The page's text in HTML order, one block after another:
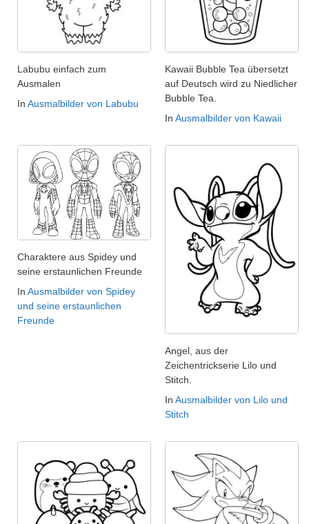
Labubu einfach zum
Ausmalen
In Ausmalbilder von Labubu
Kawaii Bubble Tea übersetzt
auf Deutsch wird zu Niedlicher
Bubble Tea.
In Ausmalbilder von Kawaii
Charaktere aus Spidey und
seine erstaunlichen Freunde
In Ausmalbilder von Spidey
und seine erstaunlichen
Freunde
Angel, aus der
Zeichentrickserie Lilo und
Stitch.
In Ausmalbilder von Lilo und
Stitch